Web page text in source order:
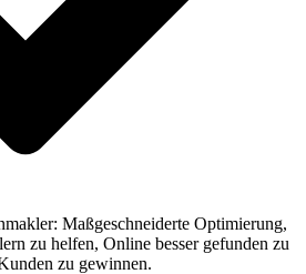
Maßgeschneiderte Optimierung,
zu helfen, Online besser gefunden zu
zu gewinnen.